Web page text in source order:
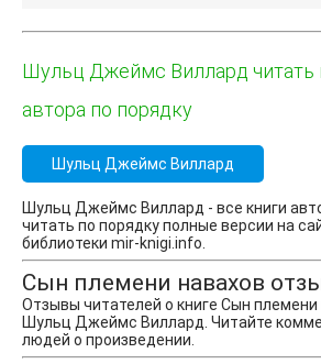
Шульц Джеймс Виллард читать
автора по порядку
Шульц Джеймс Виллард
Шульц Джеймс Виллард - все книги
читать по порядку полные версии на
библиотеки mir-knigi.info.
Сын племени навахов
Отзывы читателей о книге Сын племени
Шульц Джеймс Виллард. Читайте
людей о произведении.